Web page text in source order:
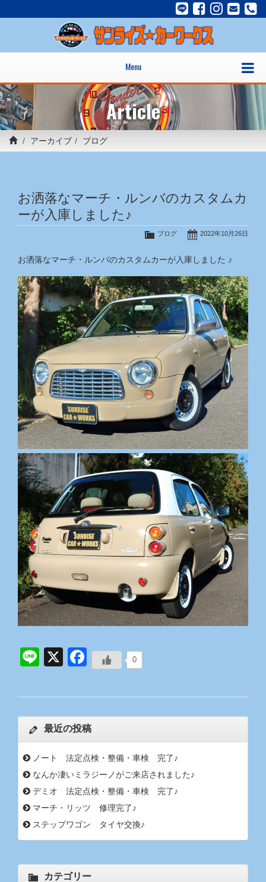
Menu
Article
アーカイブ ブログ
お洒落なマーチ・ルンバのカスタムカ
ーが入庫しました♪
2022年10月26日
ブログ
お洒落なマーチ・ルンバのカスタムカーが入庫しました ♪
0
Line
X Facebook
最近の投稿
ノート 法定点検・整備・車検 完了♪
なんか凄いミラジーノがご来店されました♪
デミオ 法定点検・整備・車検 完了♪
マーチ・リッツ 修理完了♪
ステップワゴン タイヤ交換♪
カテゴリー